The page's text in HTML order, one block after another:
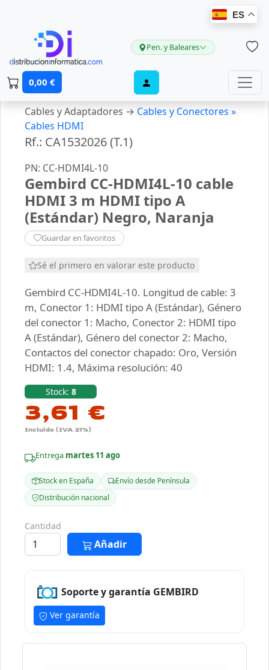
ES
Pen. y Baleares
0,00 €
Cables y Adaptadores → Cables y Conectores »
Cables HDMI
Rf.: CA1532026 (T.1)
PN: CC-HDMI4L-10
Gembird CC-HDMI4L-10 cable
HDMI 3 m HDMI tipo A
(Estándar) Negro, Naranja
Guardar en favoritos
Sé el primero en valorar este producto
Gembird CC-HDMI4L-10. Longitud de cable: 3
m, Conector 1: HDMI tipo A (Estándar), Género
del conector 1: Macho, Conector 2: HDMI tipo
A (Estándar), Género del conector 2: Macho,
Contactos del conector chapado: Oro, Versión
HDMI: 1.4, Máxima resolución: 40
Stock: 8
3,61 €
Incluido (IVA 21%)
Entrega martes 11 ago
Stock en España
Envío desde Península
Distribución nacional
Cantidad
Añadir
Soporte y garantía GEMBIRD
Ver garantía